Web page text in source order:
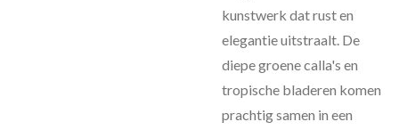
kunstwerk dat rust en
elegantie uitstraalt. De
diepe groene calla's en
tropische bladeren komen
prachtig samen in een